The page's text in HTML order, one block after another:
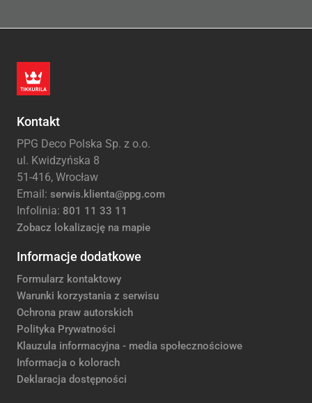
Kontakt
PPG Deco Polska Sp. z o.o.
ul. Kwidzyńska 8
51-416, Wrocław
Email: serwis.klienta@ppg.com
Infolinia: 801 11 33 11
Zobacz lokalizację na mapie
Informacje dodatkowe
Formularz kontaktowy
Warunki korzystania z serwisu
Ochrona praw autorskich
Polityka Prywatności
Klauzula informacyjna - media społecznościowe
Informacja o kolorach
Deklaracja dostępności